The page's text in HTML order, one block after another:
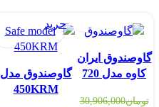
-20%
ها
گاوصندوق ایران
کاوه مدل 720
تومان30,906,000
خرید
گاوصندوق مدل
450KRM